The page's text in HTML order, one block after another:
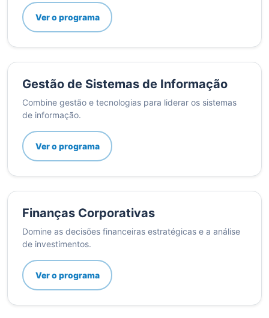
Ver o programa
Gestão de Sistemas de Informação
Combine gestão e tecnologias para liderar os sistemas
de informação.
Ver o programa
Finanças Corporativas
Domine as decisões financeiras estratégicas e a análise
de investimentos.
Ver o programa